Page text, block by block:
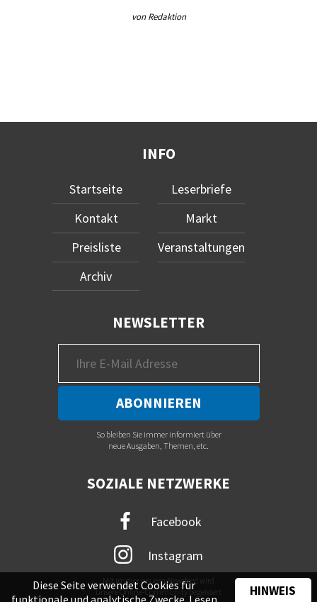
von Redaktion
INFO
Startseite
Kontakt
Preisliste
Archiv
Leserbriefe
Markt
Veranstaltungen
NEWSLETTER
So bleiben Sie immer informiert über
neue Ausgaben, Themen, etc.
SOZIALE NETZWERKE
Facebook
Instagram
Mit immer neuem Newsfeed wird
unsere Online-Community begeistert
Diese Seite verwendet Cookies für
funktionale und analytische Zwecke. Lesen
HINWEIS